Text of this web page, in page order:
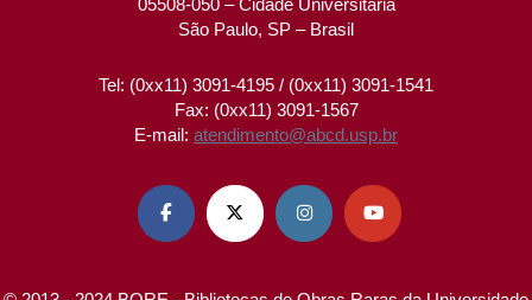
05508-050 – Cidade Universitária
São Paulo, SP – Brasil
Tel: (0xx11) 3091-4195 / (0xx11) 3091-1541
Fax: (0xx11) 3091-1567
E-mail: atendimento@abcd.usp.br
   